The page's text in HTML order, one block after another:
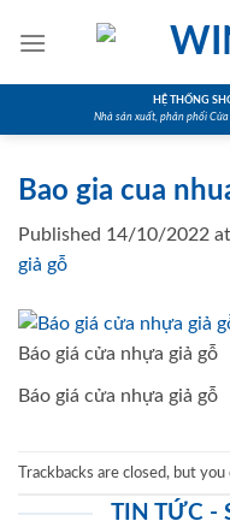
HỆ THỐNG
Nhà sản xuất, phân phối
Bao gia cua
Published 14/10/2022 at
giả gỗ
Báo giá cửa nhựa giả gỗ
Báo giá cửa nhựa giả gỗ
Trackbacks are closed, but you
TIN TỨC